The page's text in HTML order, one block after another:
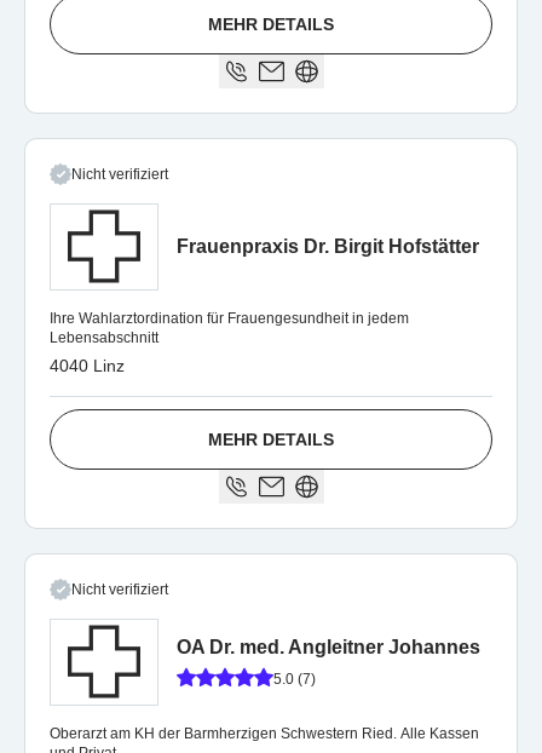
MEHR DETAILS
Nicht verifiziert
Frauenpraxis Dr. Birgit Hofstätter
Ihre Wahlarztordination für Frauengesundheit in jedem
Lebensabschnitt
4040 Linz
MEHR DETAILS
Nicht verifiziert
OA Dr. med. Angleitner Johannes
5.0 (7)
Oberarzt am KH der Barmherzigen Schwestern Ried. Alle Kassen